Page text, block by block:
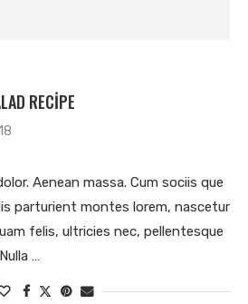
RECIPE
Aenean massa. Cum sociis que
parturient montes lorem, nascetur
felis, ultricies nec, pellentesque
…